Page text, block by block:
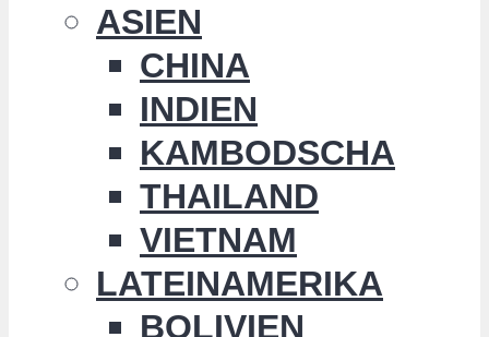
ASIEN
CHINA
INDIEN
KAMBODSCHA
THAILAND
VIETNAM
LATEINAMERIKA
BOLIVIEN